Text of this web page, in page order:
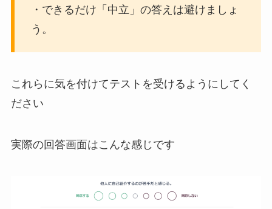
・できるだけ「中立」の答えは避けましょ
う。
これらに気を付けてテストを受けるようにしてく
ださい
実際の回答画面はこんな感じです